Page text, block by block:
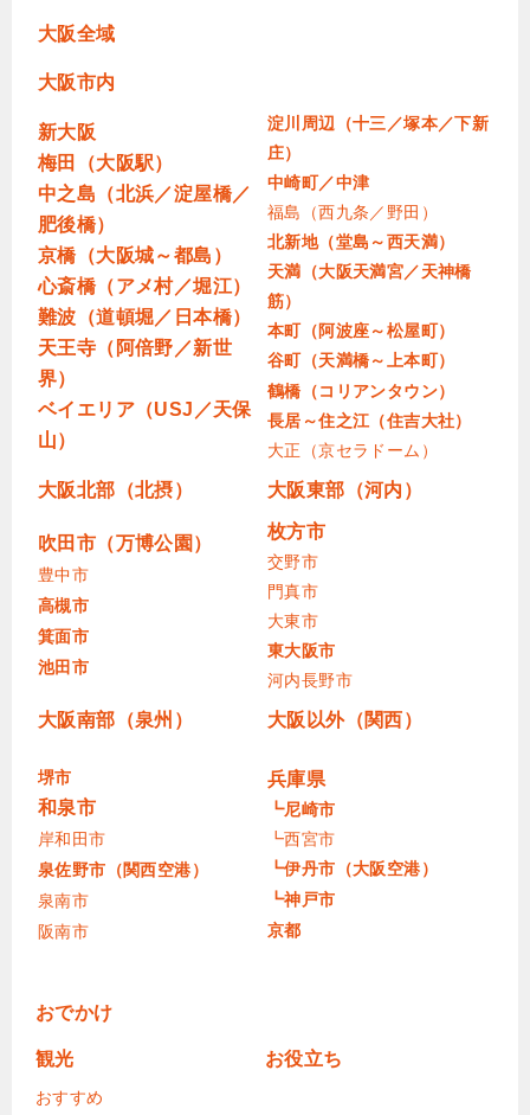
大阪全域
大阪市内
新大阪
梅田（大阪駅）
中之島（北浜／淀屋橋／
肥後橋）
京橋（大阪城～都島）
心斎橋（アメ村／堀江）
難波（道頓堀／日本橋）
天王寺（阿倍野／新世
界）
ベイエリア（USJ／天保
山）
淀川周辺（十三／塚本／下新
庄）
中崎町／中津
福島（西九条／野田）
北新地（堂島～西天満）
天満（大阪天満宮／天神橋
筋）
本町（阿波座～松屋町）
谷町（天満橋～上本町）
鶴橋（コリアンタウン）
長居～住之江（住吉大社）
大正（京セラドーム）
大阪北部（北摂） 大阪東部（河内）
吹田市（万博公園）
豊中市
高槻市
箕面市
池田市
枚方市
交野市
門真市
大東市
東大阪市
河内長野市
大阪南部（泉州） 大阪以外（関西）
堺市
和泉市
岸和田市
泉佐野市（関西空港）
泉南市
阪南市
兵庫県
┗尼崎市
┗西宮市
┗伊丹市（大阪空港）
┗神戸市
京都
おでかけ
観光 お役立ち
おすすめ